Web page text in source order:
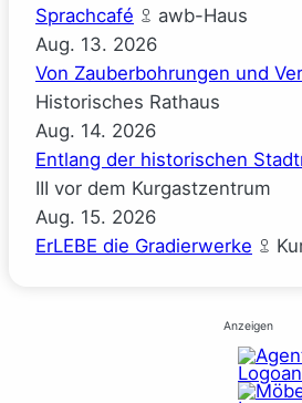
Sprachcafé
awb-Haus
Aug. 13. 2026
Von Zauberbohrungen und
Historisches Rathaus
Aug. 14. 2026
Entlang der historischen
III vor dem Kurgastzentrum
Aug. 15. 2026
ErLEBE die Gradierwerke
Anzeigen